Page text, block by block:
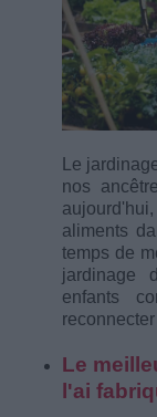
Le
nos
aliments
temps de
jardinage
enfants
Le
l'ai